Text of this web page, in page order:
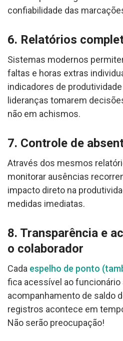
confiabilidade das
6. Relatórios
Sistemas modernos
faltas e horas extras
indicadores de
lideranças tomarem
não em achismos.
7. Controle de
Através dos mesmos
monitorar ausências
impacto direto na
medidas imediatas.
8. Transparência e
o colaborador
Cada espelho de ponto
fica acessível ao funcionário
acompanhamento de saldo
registros acontece em
Não serão preocupação!